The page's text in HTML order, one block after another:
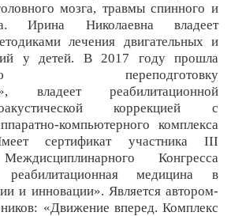
мозга, травмы спинного и
Ирина Николаевна владеет
лечения двигательных и
у детей. В 2017 году прошла
переподготовку
владеет реабилитационной
коррекцией с
компьютерного комплекса
сертификат участника III
Конгресса
медицина в
и инновации». Является автором-
«Движение вперед. Комплекс